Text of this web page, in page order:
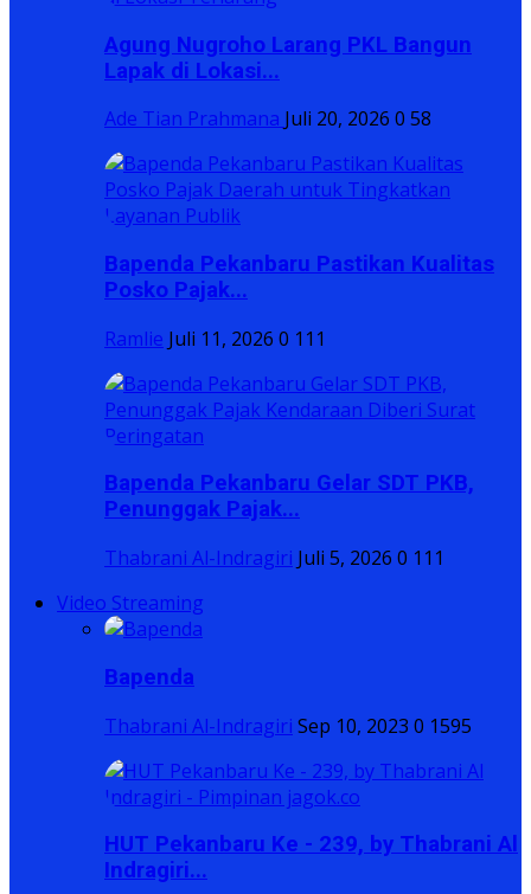
Agung Nugroho Larang PKL Bangun
Lapak di Lokasi...
Ade Tian Prahmana Juli 20, 2026 0 58
Bapenda Pekanbaru Pastikan Kualitas
Posko Pajak...
Ramlie Juli 11, 2026 0 111
Bapenda Pekanbaru Gelar SDT PKB,
Penunggak Pajak...
Thabrani Al-Indragiri Juli 5, 2026 0 111
Video Streaming
Bapenda
Thabrani Al-Indragiri Sep 10, 2023 0 1595
HUT Pekanbaru Ke - 239, by Thabrani Al
Indragiri...